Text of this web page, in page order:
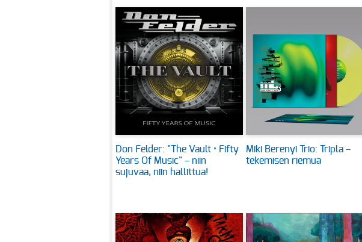
Don Felder: "The Vault • Fifty
Years Of Music" – niin
sujuvaa, niin hallittua!
Miki Berenyi Trio: Tripla –
tekemisen riemua